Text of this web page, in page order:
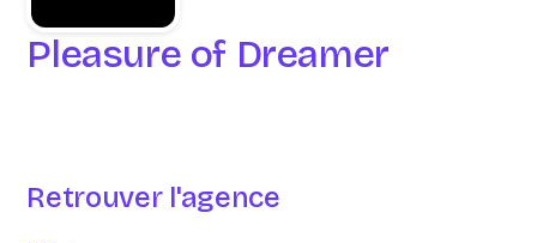
Pleasure of Dreamer
Retrouver l'agence